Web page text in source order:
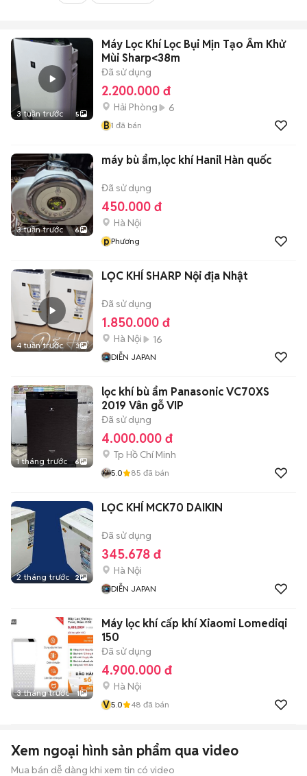
3 tuần trước 5
Máy Lọc Khí Lọc Bụi Mịn Tạo Ẩm Khử
Mùi Sharp<38m
Đã sử dụng
2.200.000 đ
Hải Phòng
6
B1 đã bán
3 tuần trước 6
máy bù ẩm,lọc khí Hanil Hàn quốc
Đã sử dụng
450.000 đ
Hà Nội
pPhương
4 tuần trước 3
LỌC KHÍ SHARP Nội địa Nhật
Đã sử dụng
1.850.000 đ
Hà Nội 16
DIỄN JAPAN
1 tháng trước 6
lọc khí bù ẩm Panasonic VC70XS
2019 Vân gỗ VIP
Đã sử dụng
4.000.000 đ
Tp Hồ Chí Minh
5.0 85 đã bán
2 tháng trước 2
LỌC KHÍ MCK70 DAIKIN
Đã sử dụng
345.678 đ
Hà Nội
DIỄN JAPAN
3 tháng trước 1
Máy lọc khí cấp khí Xiaomi Lomediqi
150
Đã sử dụng
4.900.000 đ
Hà Nội
V5.0 48 đã bán
Xem ngoại hình sản phẩm qua video
Mua bán dễ dàng khi xem tin có video